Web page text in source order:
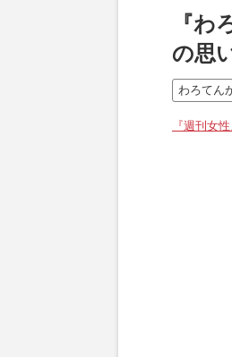
『わ
の思
わろてん
『週刊女